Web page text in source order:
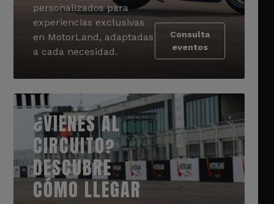
personalizados para
experiencias exclusivas
en MotorLand, adaptadas
a cada necesidad.
Consulta
eventos
¿VIENES AL
CIRCUITO?
DESCUBRE
CÓMO LLEGAR